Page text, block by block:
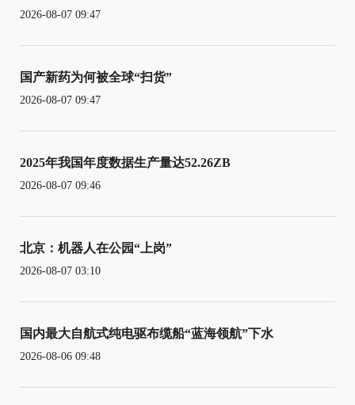
2026-08-07 09:47
国产新药为何被全球“扫货”
2026-08-07 09:47
2025年我国年度数据生产量达52.26ZB
2026-08-07 09:46
北京：机器人在公园“上岗”
2026-08-07 03:10
国内最大自航式纯电驱布缆船“蓝海领航”下水
2026-08-06 09:48